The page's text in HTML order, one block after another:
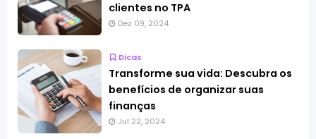
clientes no TPA
Dez 09, 2024
Dicas
Transforme sua vida: Descubra os
benefícios de organizar suas
finanças
Jul 22, 2024